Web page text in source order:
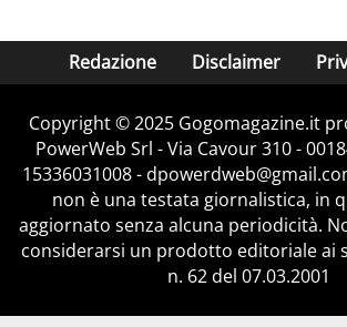
Redazione Disclaimer
Copyright © 2025 Gogomagazine.it
PowerWeb Srl - Via Cavour 310 -
15336031008 -
non è una testata giornalistica, in
aggiornato senza alcuna periodicità.
considerarsi un prodotto editoriale ai
n. 62 del 07.03.2001